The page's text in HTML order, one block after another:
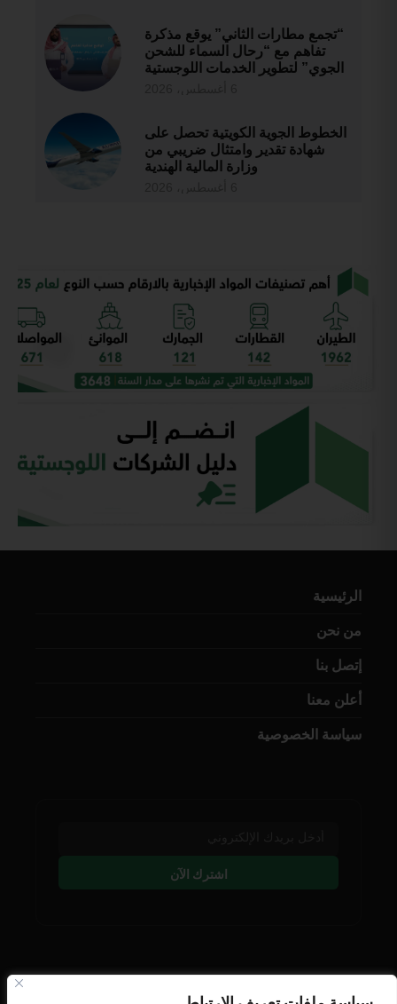
“تجمع مطارات الثاني” يوقع مذكرة
تفاهم مع “رحال السماء للشحن
الجوي” لتطوير الخدمات اللوجستية
الخطوط الجوية الكويتية تحصل على
شهادة تقدير وامتثال ضريبي من
وزارة المالية الهندية
الرئيسية
من نحن
إتصل بنا
أعلن معنا
سياسة الخصوصية
اشترك الآن